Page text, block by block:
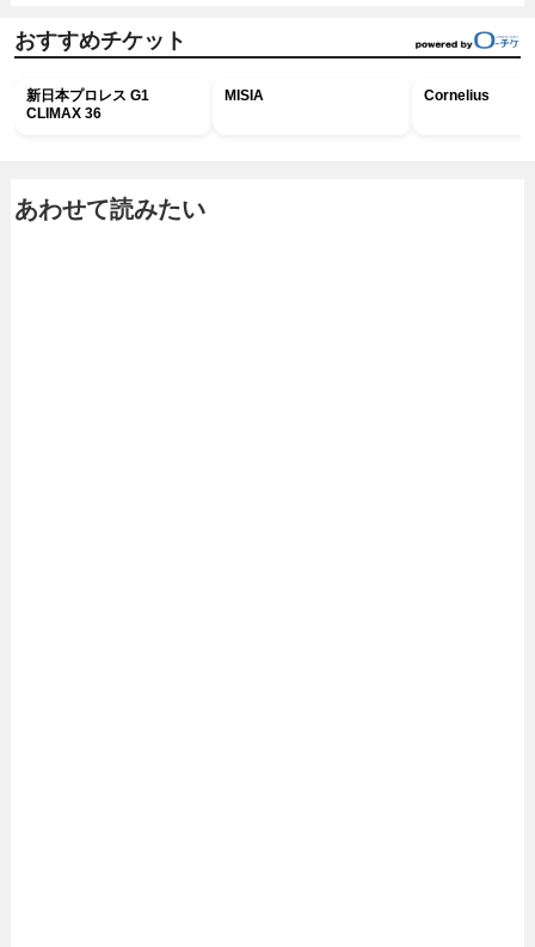
おすすめチケット
新日本プロレス G1
CLIMAX 36
MISIA Cornelius
あわせて読みたい